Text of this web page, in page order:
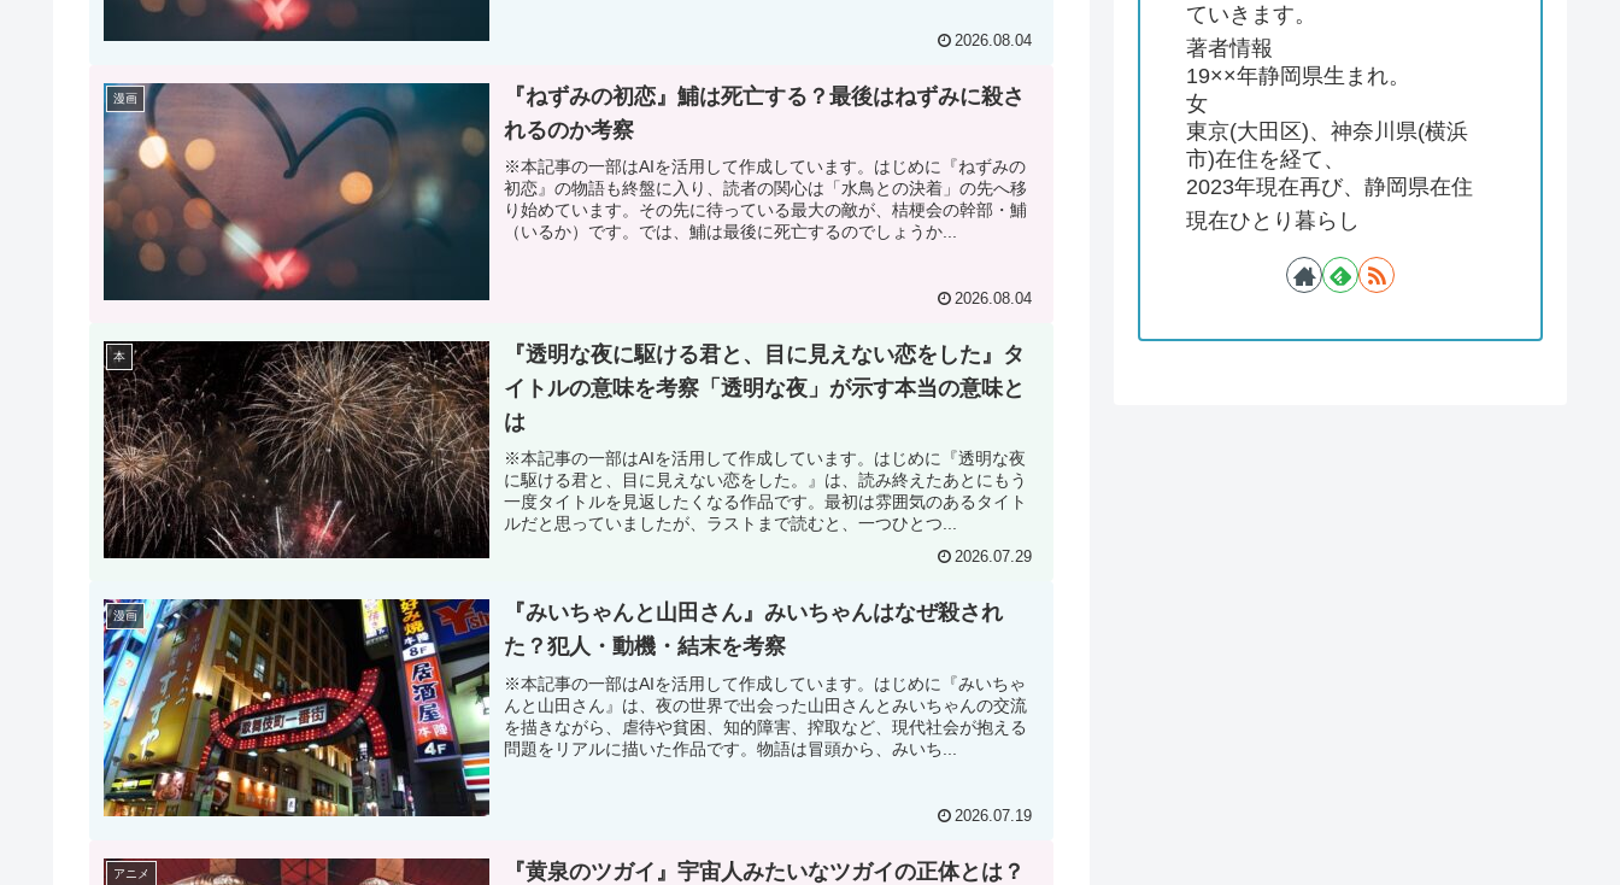
2026.08.04
漫画
『ねずみの初恋』鯆は死亡する？最後はねずみに殺さ
れるのか考察
※本記事の一部はAIを活用して作成しています。はじめに『ねずみの
初恋』の物語も終盤に入り、読者の関心は「水鳥との決着」の先へ移
り始めています。その先に待っている最大の敵が、桔梗会の幹部・鯆
（いるか）です。では、鯆は最後に死亡するのでしょうか...
2026.08.04
本
『透明な夜に駆ける君と、目に見えない恋をした』タ
イトルの意味を考察「透明な夜」が示す本当の意味と
は
※本記事の一部はAIを活用して作成しています。はじめに『透明な夜
に駆ける君と、目に見えない恋をした。』は、読み終えたあとにもう
一度タイトルを見返したくなる作品です。最初は雰囲気のあるタイト
ルだと思っていましたが、ラストまで読むと、一つひとつ...
2026.07.29
漫画
『みいちゃんと山田さん』みいちゃんはなぜ殺され
た？犯人・動機・結末を考察
※本記事の一部はAIを活用して作成しています。はじめに『みいちゃ
んと山田さん』は、夜の世界で出会った山田さんとみいちゃんの交流
を描きながら、虐待や貧困、知的障害、搾取など、現代社会が抱える
問題をリアルに描いた作品です。物語は冒頭から、みいち...
2026.07.19
アニメ
『黄泉のツガイ』宇宙人みたいなツガイの正体とは？
ていきます。
著者情報
19××年静岡県生まれ。
女
東京(大田区)、神奈川県(横浜
市)在住を経て、
2023年現在再び、静岡県在住
現在ひとり暮らし